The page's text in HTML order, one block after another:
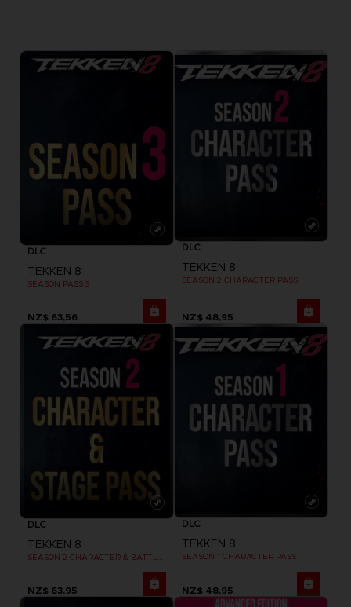
DLC
TEKKEN 8
SEASON PASS 3
NZ$ 63,56
DLC
TEKKEN 8
SEASON 2 CHARACTER PASS
NZ$ 48,95
DLC
TEKKEN 8
NZ$ 63,95
DLC
TEKKEN 8
SEASON 1 CHARACTER PASS
NZ$ 48,95